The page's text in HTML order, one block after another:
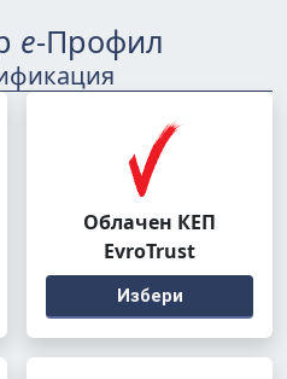
е-Профил
Облачен КЕП
EvroTrust
Избери